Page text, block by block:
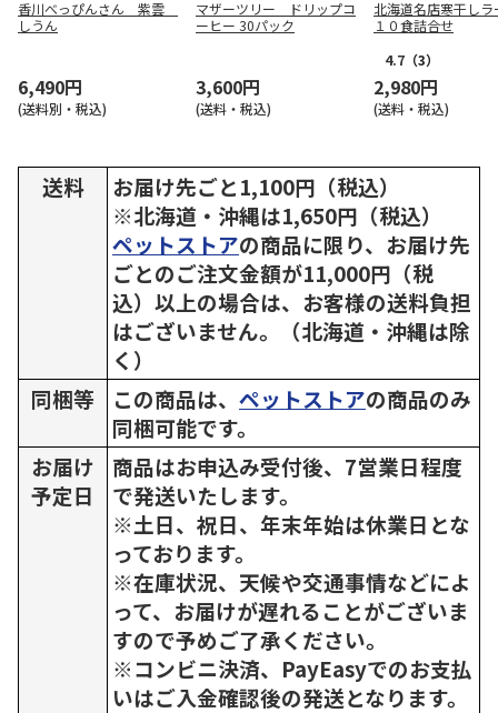
香川べっぴんさん 紫雲
しうん
6,490円
(送料別・税込)
マザーツリー ドリップコ
ーヒー 30パック
3,600円
(送料・税込)
北海道名店寒干しラ
１０食詰合せ
4.7 （3）
2,980円
(送料・税込)
送料
お届け先ごと1,100円（税込）
※北海道・沖縄は1,650円（税込）
ペットストアの商品に限り、お届け先
ごとのご注文金額が11,000円（税
込）以上の場合は、お客様の送料負担
はございません。（北海道・沖縄は除
く）
同梱等
この商品は、 ペットストアの商品のみ
同梱可能です。
お届け
予定日
商品はお申込み受付後、7営業日程度
で発送いたします。
※土日、祝日、年末年始は休業日とな
っております。
※在庫状況、天候や交通事情などによ
って、お届けが遅れることがございま
すので予めご了承ください。
※コンビニ決済、PayEasyでのお支払
いはご入金確認後の発送となります。